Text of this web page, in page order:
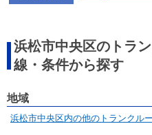
浜松市中央区のトラ
線・条件から探す
地域
浜松市中央区内の他のトランクル